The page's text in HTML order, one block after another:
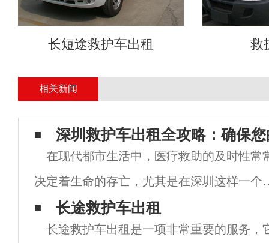
长短途救护车出租 救
相关新闻
深圳救护车出租全攻略：确保
在现代都市生活中，医疗救助的及时性常
决定着生命的存亡，尤其是在深圳这样一个
速发展的城市里，拥有快速、专业的救护车
租服务显得尤为重要。无论是突发的意外事
长途救护车出租
长途救护车出租是一项非常重要的服务，